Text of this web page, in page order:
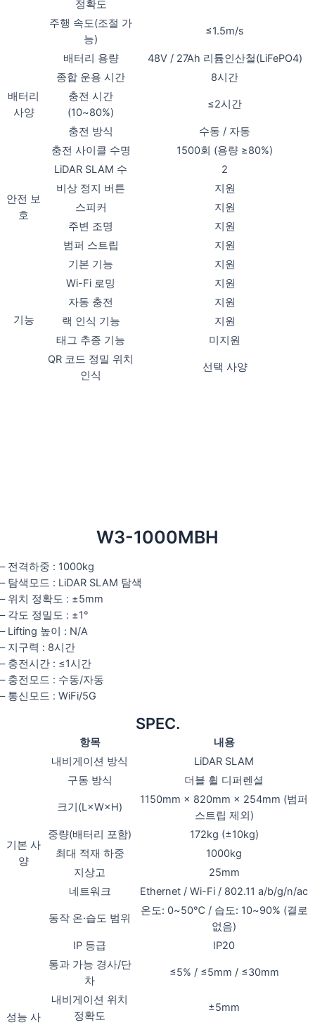
정확도
주행 속도(조절 가
능)
≤1.5m/s
배터리
사양
배터리 용량
48V / 27Ah 리튬인산철(LiFePO4)
종합 운용 시간
8시간
충전 시간
(10~80%)
≤2시간
충전 방식
수동 / 자동
충전 사이클 수명
1500회 (용량 ≥80%)
안전 보
호
LiDAR SLAM 수
2
비상 정지 버튼
지원
스피커
지원
주변 조명
지원
범퍼 스트립
지원
기능
기본 기능
지원
Wi-Fi 로밍
지원
자동 충전
지원
랙 인식 기능
지원
태그 추종 기능
미지원
QR 코드 정밀 위치
인식
선택 사양
W3-1000MBH
– 전격하중 : 1000kg
– 탐색모드 : LiDAR SLAM 탐색
– 위치 정확도 : ±5mm
– 각도 정밀도 : ±1°
– Lifting 높이 : N/A
– 지구력 : 8시간
– 충전시간 : ≤1시간
– 충전모드 : 수동/자동
– 통신모드 : WiFi/5G
SPEC.
항목 내용
기본 사
양
내비게이션 방식
LiDAR SLAM
구동 방식
더블 휠 디퍼렌셜
크기(L×W×H)
1150mm × 820mm × 254mm (범퍼
스트립 제외)
중량(배터리 포함)
172kg (±10kg)
최대 적재 하중
1000kg
지상고
25mm
네트워크
Ethernet / Wi-Fi / 802.11 a/b/g/n/ac
동작 온·습도 범위
온도: 0~50℃ / 습도: 10~90% (결로
없음)
IP 등급
IP20
성능 사
통과 가능 경사/단
차
≤5% / ≤5mm / ≤30mm
내비게이션 위치
정확도
±5mm